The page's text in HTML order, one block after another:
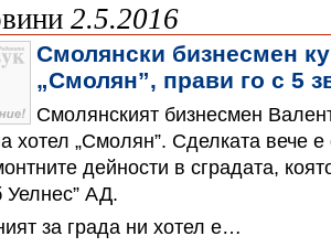
2.5.2016
Смолянски бизнесмен
„Смолян”, прави го с 5
Смолянският бизнесмен
хотел „Смолян”. Сделката вече
дейности в сградата,
АД.
за града ни хотел е…